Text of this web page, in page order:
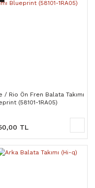
/ Rio Ön Fren Balata Takımı
(58101-1RA05)
TL